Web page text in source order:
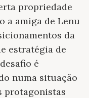
propriedade
a amiga de Lenu
da
estratégia de
é
numa situação
protagonistas